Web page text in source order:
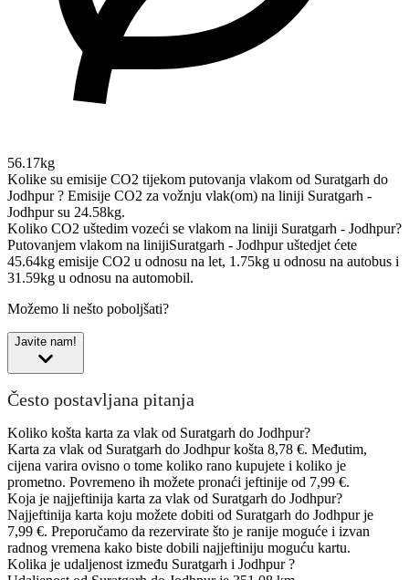
56.17kg
Kolike su emisije CO2 tijekom putovanja vlakom od Suratgarh do
Jodhpur ? Emisije CO2 za vožnju vlak(om) na liniji Suratgarh -
Jodhpur su 24.58kg.
Koliko CO2 uštedim vozeći se vlakom na liniji Suratgarh - Jodhpur?
Putovanjem vlakom na linijiSuratgarh - Jodhpur uštedjet ćete
45.64kg emisije CO2 u odnosu na let, 1.75kg u odnosu na autobus i
31.59kg u odnosu na automobil.
Možemo li nešto poboljšati?
Javite nam!
Često postavljana pitanja
Koliko košta karta za vlak od Suratgarh do Jodhpur?
Karta za vlak od Suratgarh do Jodhpur košta 8,78 €. Međutim,
cijena varira ovisno o tome koliko rano kupujete i koliko je
prometno. Povremeno ih možete pronaći jeftinije od 7,99 €.
Koja je najjeftinija karta za vlak od Suratgarh do Jodhpur?
Najjeftinija karta koju možete dobiti od Suratgarh do Jodhpur je
7,99 €. Preporučamo da rezervirate što je ranije moguće i izvan
radnog vremena kako biste dobili najjeftiniju moguću kartu.
Kolika je udaljenost između Suratgarh i Jodhpur ?